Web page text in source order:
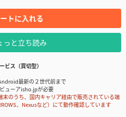
トに入れる
っと立ち読み
ビス（買切型）
最新の２世代前まで
ューアisho.jpが必要
のうち、国内キャリア経由で販売されている端
、Nexusなど）にて動作確認しています